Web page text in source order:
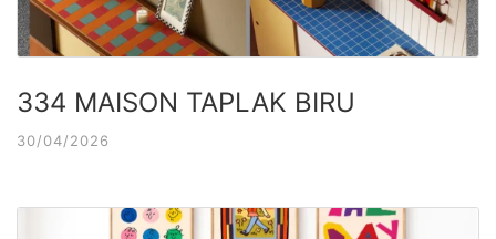
334 MAISON TAPLAK BIRU
30/04/2026